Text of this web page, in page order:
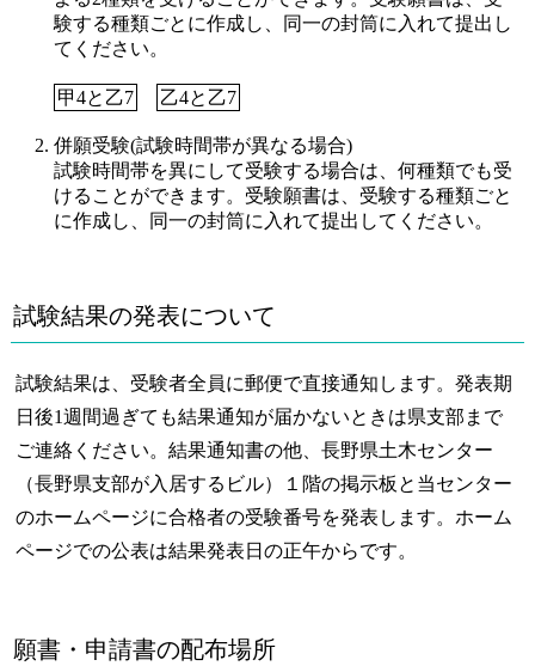
験する種類ごとに作成し、同一の封筒に入れて提出し
てください。
甲4と乙7 乙4と乙7
併願受験(試験時間帯が異なる場合)
試験時間帯を異にして受験する場合は、何種類でも受
けることができます。受験願書は、受験する種類ごと
に作成し、同一の封筒に入れて提出してください。
試験結果の発表について
試験結果は、受験者全員に郵便で直接通知します。発表期
日後1週間過ぎても結果通知が届かないときは県支部まで
ご連絡ください。結果通知書の他、長野県土木センター
（長野県支部が入居するビル）１階の掲示板と当センター
のホームページに合格者の受験番号を発表します。ホーム
ページでの公表は結果発表日の正午からです。
願書・申請書の配布場所